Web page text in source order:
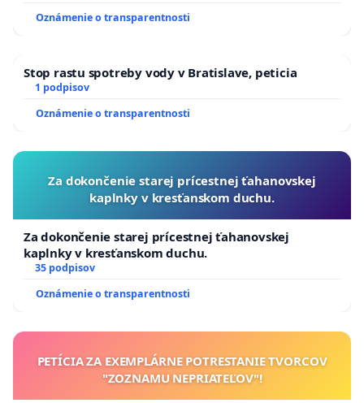
Oznámenie o transparentnosti
Stop rastu spotreby vody v Bratislave, peticia
1 podpisov
Oznámenie o transparentnosti
Za dokončenie starej prícestnej ťahanovskej
kaplnky v kresťanskom duchu.
Za dokončenie starej prícestnej ťahanovskej
kaplnky v kresťanskom duchu.
35 podpisov
Oznámenie o transparentnosti
PETÍCIA ZA EXEMPLÁRNE POTRESTANIE TVORCOV
"ZOZNAMU NEPRIATEĽOV"!